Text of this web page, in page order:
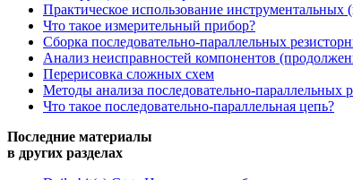
Практическое использование инструментальных
Что такое измерительный прибор?
Сборка последовательно-параллельных
Анализ неисправностей компонентов
Перерисовка сложных схем
Методы анализа последовательно-параллельных
Что такое последовательно-параллельная цепь?
Последние материалы
в других разделах